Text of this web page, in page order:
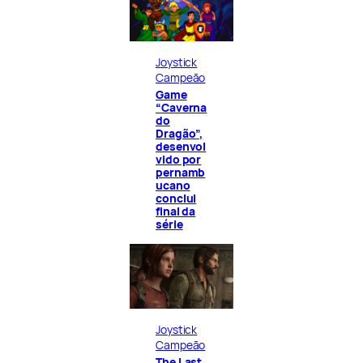
Joystick
Campeão
Game
“Caverna
do
Dragão”,
desenvol
vido por
pernamb
ucano
conclui
final da
série
Joystick
Campeão